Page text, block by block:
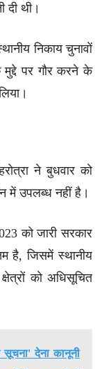
दी थी।
निकाय चुनावों
पर गौर करने के
ने बुधवार को
में उपलब्ध नहीं है।
को जारी सरकार
है, जिसमें स्थानीय
को अधिसूचित
देना कानूनी